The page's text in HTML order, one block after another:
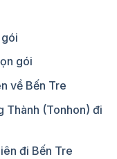
gói
về Bến Tre
Thành (Tonhon) đi
đi Bến Tre